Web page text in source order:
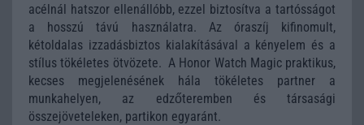
acélnál hatszor ellenállóbb, ezzel biztosítva a tartósságot
a hosszú távú használatra. Az óraszíj kifinomult,
kétoldalas izzadásbiztos kialakításával a kényelem és a
stílus tökéletes ötvözete. A Honor Watch Magic praktikus,
kecses megjelenésének hála tökéletes partner a
munkahelyen, az edzőteremben és társasági
összejöveteleken, partikon egyaránt.